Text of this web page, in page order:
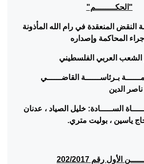
"الحكــــــــم"
النقض المنعقدة في رام الله المأذونة
المحاكمة وإصداره
الشعب العربي الفلسطيني
بـرئاســــــة القاضــــــي
ناصر الدين
الســـــادة: خليل الصياد ، عدنان
ياسين ، بوليت متري.
الأول رقم 202/2017